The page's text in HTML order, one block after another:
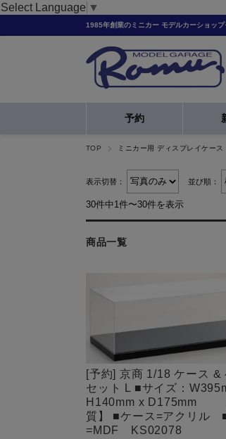
Select Language ▼
1985年創業のミニカー モデルカーショッ
予約
TOP ミニカー用 ディスプレイケース
表示切替： 並び順：
30件中1件〜30件を表示
商品一覧
[予約] 京商 1/18 ケース &
セット L ■サイズ：
H140mm x D175mm
質】 ■ケース=アクリル
=MDF KS02078